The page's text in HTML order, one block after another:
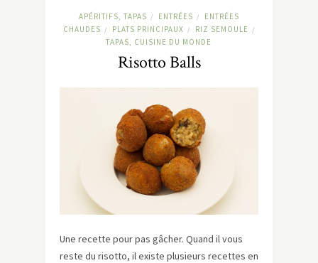
APÉRITIFS, TAPAS / ENTRÉES /
ENTRÉES
CHAUDES / PLATS PRINCIPAUX / RIZ SEMOULE /
TAPAS, CUISINE DU MONDE
Risotto Balls
Une recette pour pas gâcher. Quand il vous
reste du risotto, il existe plusieurs recettes en